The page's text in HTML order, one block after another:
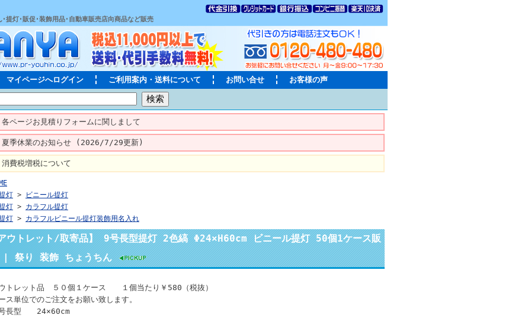
提灯･販促･装飾用品･自動車販売店向商品など販売
マイページへログイン ご利用案内・送料について お問い合せ お客様の声
各ページお見積りフォームに関しまして
夏季休業のお知らせ (2026/7/29更新)
消費税増税について
灯 >
ビニール提灯
灯 > カラフル提灯
灯 > カラフルビニール提灯装飾用名入れ
ウトレット/取寄品】 9号長型提灯 2色縞 Φ24×H60cm ビニール提灯 50個1ケース販
| 祭り 装飾 ちょうちん
トレット品 ５０個１ケース １個当たり￥580（税抜）
ス単位でのご注文をお願い致します。
長型 24×60cm